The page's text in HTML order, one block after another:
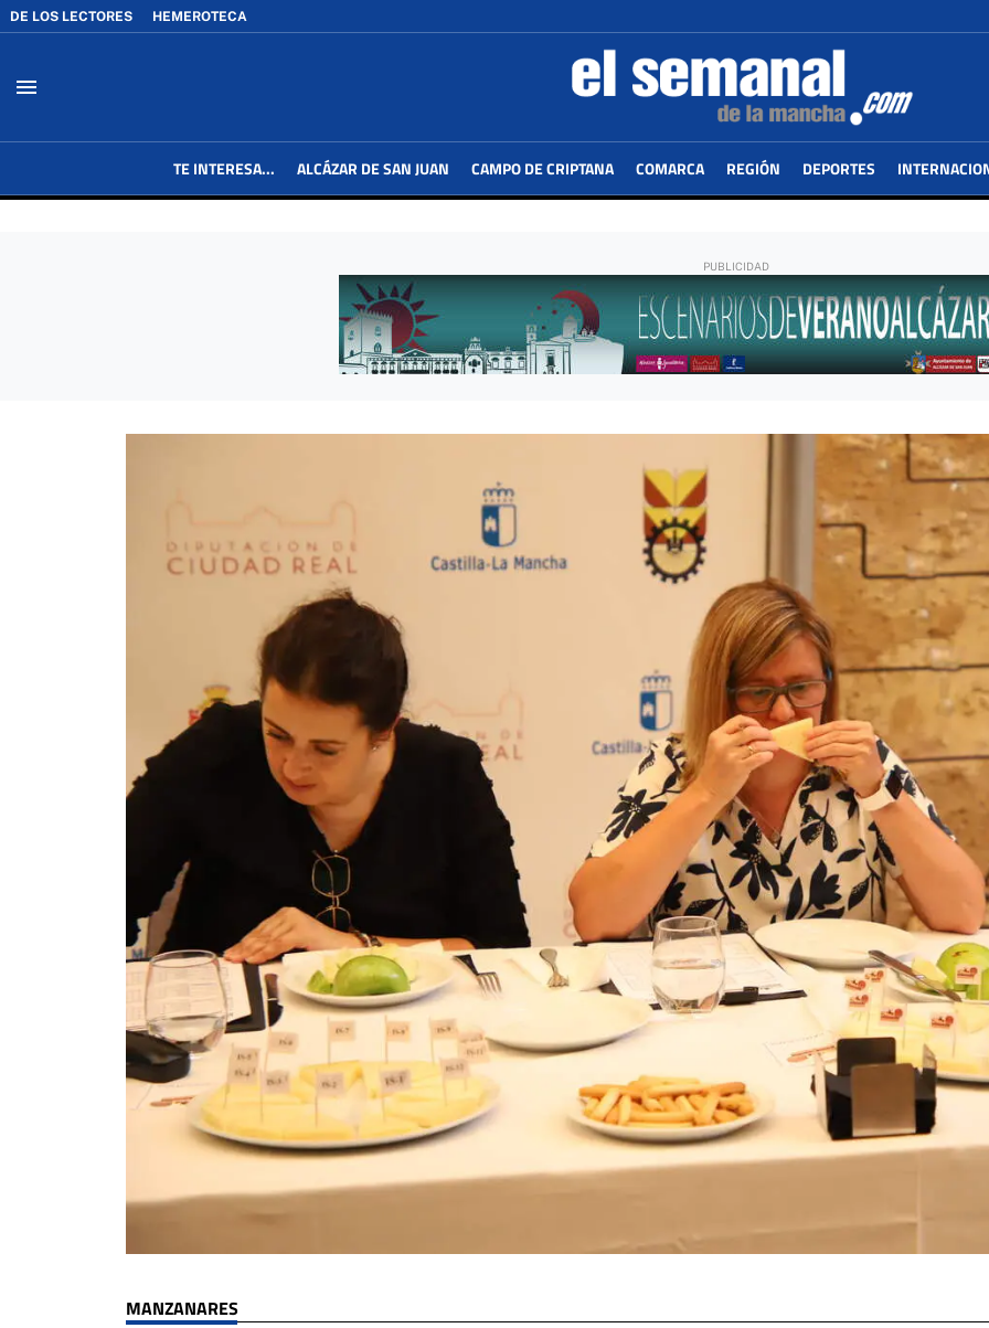
DE LOS LECTORES HEMEROTECA
menu
TE INTERESA... ALCÁZAR DE SAN JUAN CAMPO DE CRIPTANA COMARCA REGIÓN DEPORTES
MANZANARES